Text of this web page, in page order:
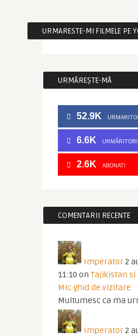
URMARESTE-MI FILMELE PE
URMĂREȘTE-MĂ
52.9K
6.6K URMĂRITORI
2.6K ABONATI
COMENTARII RECENTE
Imperator2
11:10 on Tajikistan si
Mic ghid de vizitare
Multumesc ca ma
Imperator2